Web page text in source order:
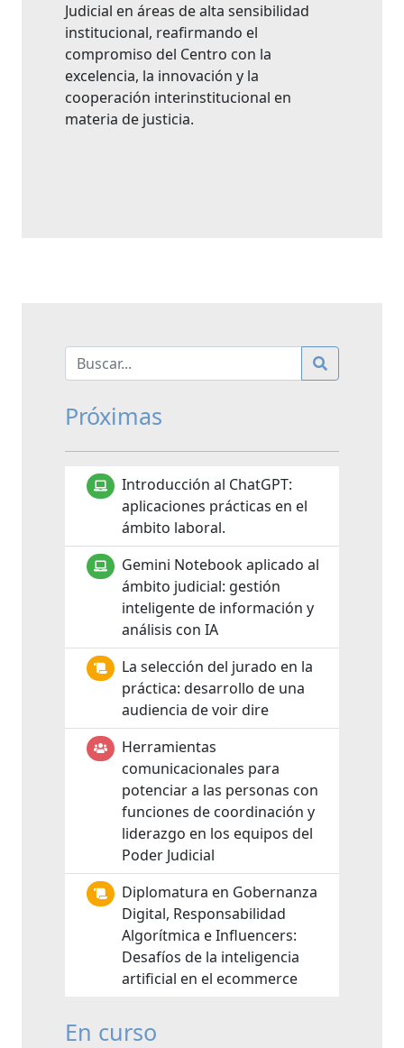
Judicial en áreas de alta sensibilidad
institucional, reafirmando el
compromiso del Centro con la
excelencia, la innovación y la
cooperación interinstitucional en
materia de justicia.
Próximas
Introducción al ChatGPT:
aplicaciones prácticas en el
ámbito laboral.
Gemini Notebook aplicado al
ámbito judicial: gestión
inteligente de información y
análisis con IA
La selección del jurado en la
práctica: desarrollo de una
audiencia de voir dire
Herramientas
comunicacionales para
potenciar a las personas con
funciones de coordinación y
liderazgo en los equipos del
Poder Judicial
Diplomatura en Gobernanza
Digital, Responsabilidad
Algorítmica e Influencers:
Desafíos de la inteligencia
artificial en el ecommerce
En curso